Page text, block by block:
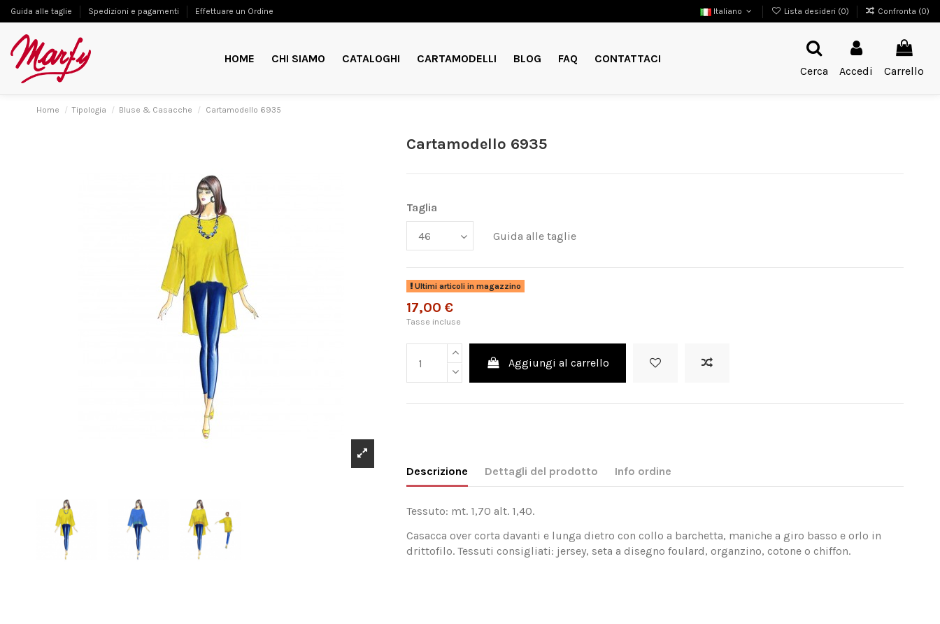
Guida alle taglie Spedizioni e pagamenti Effettuare un Ordine Italiano Lista desideri (0) Confronta (0)
HOME CHI SIAMO CATALOGHI CARTAMODELLI BLOG FAQ
CONTATTACI
Cerca
Accedi Carrello
Home Tipologia Bluse & Casacche Cartamodello 6935
Cartamodello 6935
Taglia
Guida alle taglie
Ultimi articoli in magazzino
17,00 €
Tasse incluse
Aggiungi al carrello
Descrizione Dettagli del prodotto Info ordine
Tessuto: mt. 1,70 alt. 1,40.
Casacca over corta davanti e lunga dietro con collo a barchetta, maniche a giro basso e orlo in
drittofilo. Tessuti consigliati: jersey, seta a disegno foulard, organzino, cotone o chiffon.